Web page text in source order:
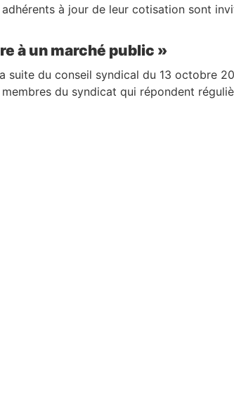
à jour de leur cotisation sont
à un marché public »
suite du conseil syndical du 13 octobre
du syndicat qui répondent